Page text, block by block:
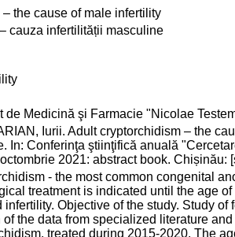
the cause of male infertility
cauza infertilității masculine
de Medicină şi Farmacie "Nicolae
Iurii. Adult cryptorchidism – the
In: Conferinţa ştiinţifică anuală
2021: abstract book. Chișinău:
- the most common congenital
treatment is indicated until the age
Objective of the study. Study
the data from specialized literature
treated during 2015-2020. The